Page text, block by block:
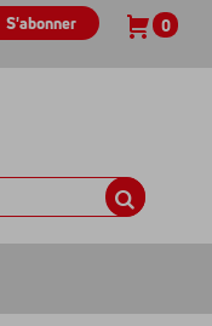
S'abonner 0